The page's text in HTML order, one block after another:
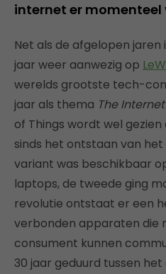
internet er momenteel
Net als de afgelopen
jaar weer aanwezig op
werelds grootste tech-
jaar als thema The
of Things wordt wel
sinds het ontstaan van
variant was beschikbaar
laptops, de tweede ging
revolutie ontstaat er een
verbonden apparaten die
consument kunnen
30 jaar geduurd tussen